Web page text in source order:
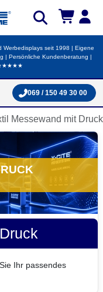
Werbedisplays seit 1998 | Eigene
| Persönliche Kundenberatung |
★★★★★
069 / 150 49 30 00
Messewand mit Druck
Ihr passendes